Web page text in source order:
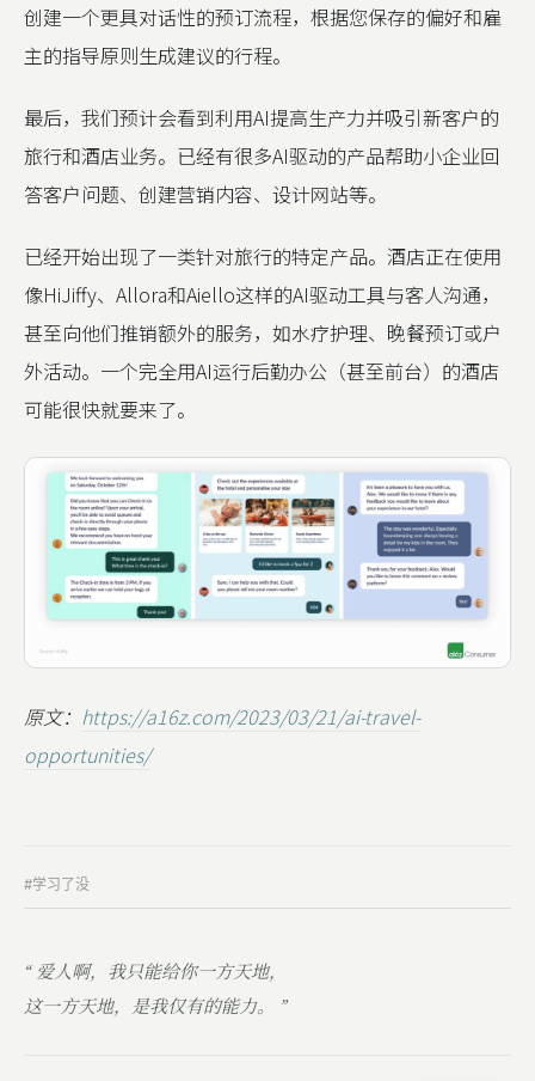
创建一个更具对话性的预订流程，根据您保存的偏好和雇
主的指导原则生成建议的行程。
最后，我们预计会看到利用AI提高生产力并吸引新客户的
旅行和酒店业务。已经有很多AI驱动的产品帮助小企业回
答客户问题、创建营销内容、设计网站等。
已经开始出现了一类针对旅行的特定产品。酒店正在使用
像HiJiffy、Allora和Aiello这样的AI驱动工具与客人沟通，
甚至向他们推销额外的服务，如水疗护理、晚餐预订或户
外活动。一个完全用AI运行后勤办公（甚至前台）的酒店
可能很快就要来了。
原文： https://a16z.com/2023/03/21/ai-travel-
opportunities/
#学习了没
“ 爱人啊，我只能给你一方天地，
这一方天地，是我仅有的能力。 ”